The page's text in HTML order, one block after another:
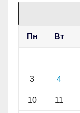
Пн Вт
3 4
10 11